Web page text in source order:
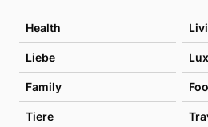
Health
Liebe
Family
Tiere